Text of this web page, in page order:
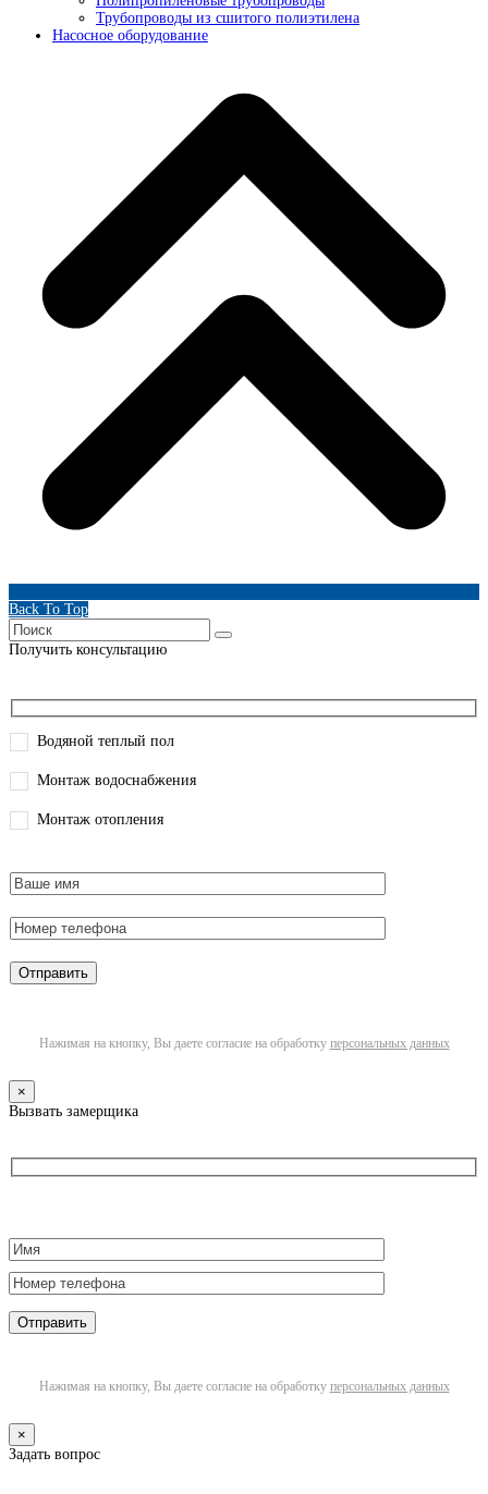
Трубопроводы из сшитого полиэтилена
Насосное оборудование
Back To Top
Получить консультацию
Водяной теплый пол
Монтаж водоснабжения
Монтаж отопления
Нажимая на кнопку, Вы даете согласие на обработку персональных данных
×
Вызвать замерщика
Нажимая на кнопку, Вы даете согласие на обработку персональных данных
×
Задать вопрос